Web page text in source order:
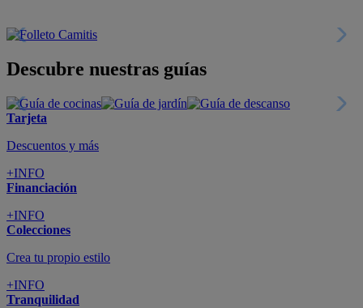
Descubre nuestras guías
Tarjeta
Descuentos y más
+INFO
Financiación
+INFO
Colecciones
Crea tu propio estilo
+INFO
Tranquilidad